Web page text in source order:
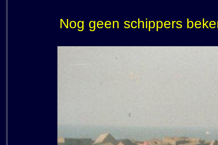
Nog geen schippers